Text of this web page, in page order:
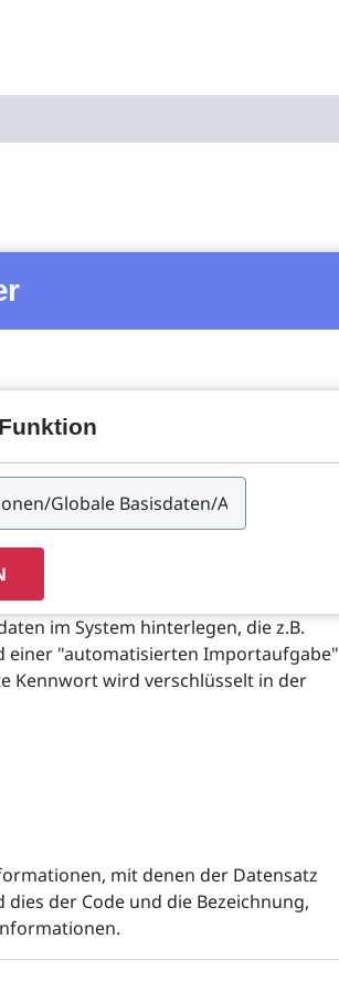
im System hinterlegen, die z.B.
einer "automatisierten Importaufgabe"
Kennwort wird verschlüsselt in der
mit denen der Datensatz
der Code und die Bezeichnung,